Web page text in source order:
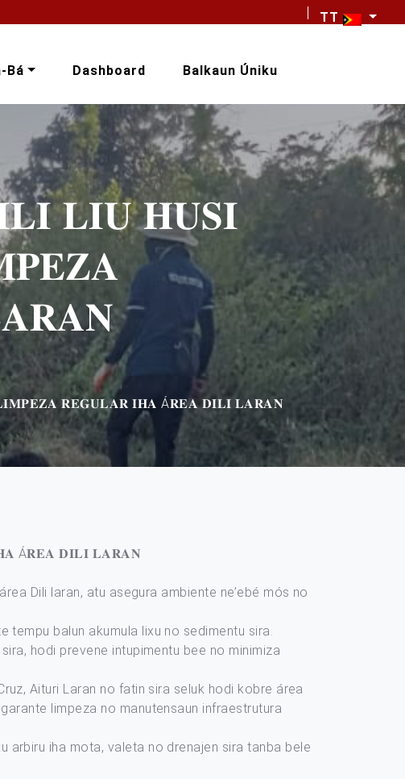
TT
Bá Dashboard Balkaun Úniku
𝐋𝐈𝐔 𝐇𝐔𝐒𝐈
𝐑𝐄𝐆𝐔𝐋𝐀𝐑 𝐈𝐇𝐀 Á𝐑𝐄𝐀 𝐃𝐈𝐋𝐈 𝐋𝐀𝐑𝐀𝐍
Á𝐑𝐄𝐀 𝐃𝐈𝐋𝐈 𝐋𝐀𝐑𝐀𝐍
Dili laran, atu asegura ambiente ne’ebé mós no
tempu balun akumula lixu no sedimentu sira.
hodi prevene intupimentu bee no minimiza
Aituri Laran no fatin sira seluk hodi kobre área
limpeza no manutensaun infraestrutura
arbiru iha mota, valeta no drenajen sira tanba bele